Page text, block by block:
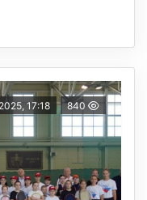
17:18 840